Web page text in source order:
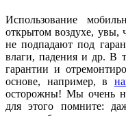
Использование
открытом воздухе, увы,
не подпадают под
влаги, падения и др. В
гарантии и
основе, например, в
осторожны! Мы очень
для этого помните: